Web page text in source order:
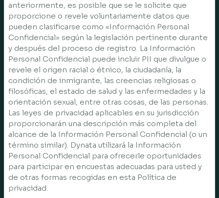
anteriormente, es posible que se le solicite que
proporcione o revele voluntariamente datos que
pueden clasificarse como «Información Personal
Confidencial» según la legislación pertinente durante
y después del proceso de registro. La Información
Personal Confidencial puede incluir PII que divulgue o
revele el origen racial o étnico, la ciudadanía, la
condición de inmigrante, las creencias religiosas o
filosóficas, el estado de salud y las enfermedades y la
orientación sexual, entre otras cosas, de las personas.
Las leyes de privacidad aplicables en su jurisdicción
proporcionarán una descripción más completa del
alcance de la Información Personal Confidencial (o un
término similar). Dynata utilizará la Información
Personal Confidencial para ofrecerle oportunidades
para participar en encuestas adecuadas para usted y
de otras formas recogidas en esta Política de
privacidad.